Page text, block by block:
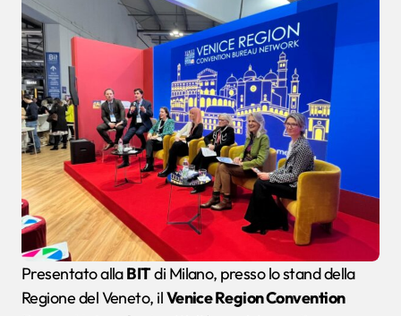
Presentato allaBITdi Milano, presso lo stand della
Regione del Veneto, ilVenice Region Convention